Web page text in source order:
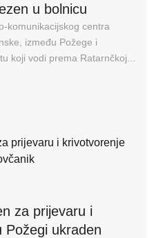
u bolnicu
komunikacijskog centra
između Požege i
koji vodi prema Ratarnčkoj...
za prijevaru i
Požegi ukraden